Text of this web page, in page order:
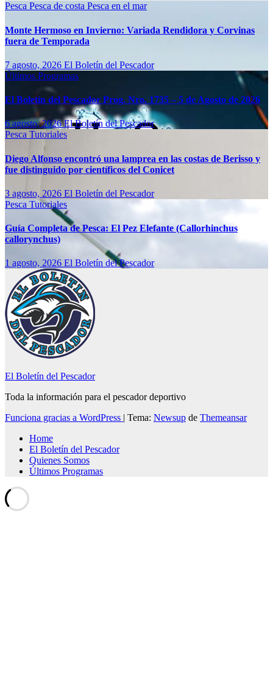
Pesca Pesca de costa Pesca en el mar
Monte Hermoso en Invierno: Variada Rendidora y Corvinas
fuera de Temporada
7 agosto, 2026 El Boletín del Pescador
Últimos Programas
El Boletín del Pescador Prog. Nro. 1735 – 5 de Agosto de 2026
6 agosto, 2026El Boletín del Pescador
Pesca Tutoriales
Diego Alfonso encontró una lamprea en las costas de Berisso y
fue distinguido por científicos del Conicet
3 agosto, 2026 El Boletín del Pescador
Pesca Tutoriales
Guía Completa de Pesca: El Pez Elefante (Callorhinchus
callorynchus)
1 agosto, 2026 El Boletín del Pescador
El Boletín del Pescador
Toda la información para el pescador deportivo
Funciona gracias a WordPress | Tema: Newsup de Themeansar
Home
El Boletín del Pescador
Quienes Somos
Últimos Programas